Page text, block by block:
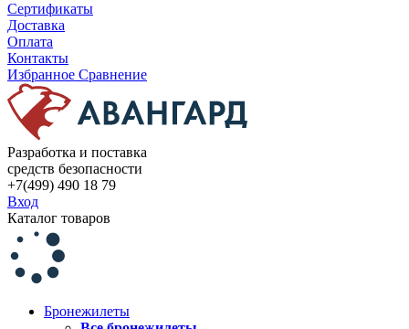
Сертификаты
Доставка
Оплата
Контакты
Избранное Сравнение
Разработка и поставка
средств безопасности
+7(499) 490 18 79
Вход
Каталог товаров
Бронежилеты